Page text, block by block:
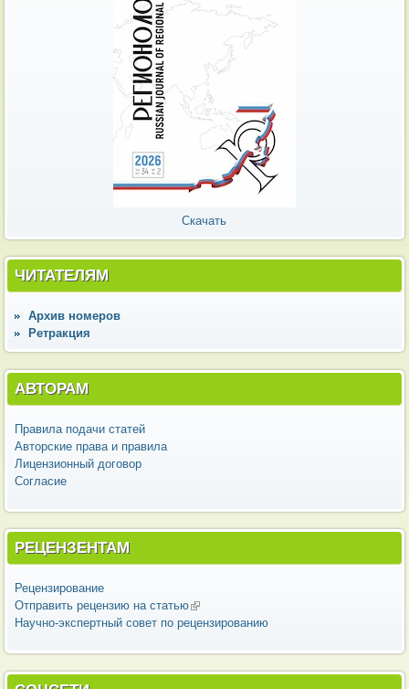
Скачать
ЧИТАТЕЛЯМ
Архив номеров
Ретракция
АВТОРАМ
Правила подачи статей
Авторские права и правила
Лицензионный договор
Согласие
РЕЦЕНЗЕНТАМ
Рецензирование
Отправить рецензию на статью(внешняя ссылка)
Научно-экспертный совет по рецензированию